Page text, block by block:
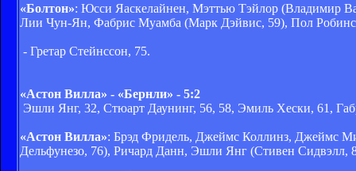
«Болтон»: Юсси Яаскелайнен, Мэттью Тэйлор (Владимир
Лии Чун-Ян, Фабрис Муамба (Марк Дэйвис, 59), Пол
- Гретар Стейнссон, 75.
«Астон Вилла» - «Бернли» - 5:2
Эшли Янг, 32, Стюарт Даунинг, 56, 58, Эмиль Хески, 61,
«Астон Вилла»: Брэд Фридель, Джеймс Коллинз, Джеймс
Дельфунезо, 76), Ричард Данн, Эшли Янг (Стивен Сидвэлл,